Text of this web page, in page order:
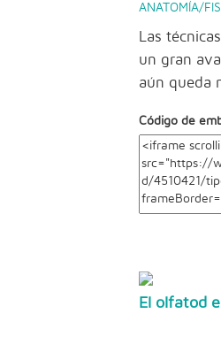
ANATOMÍA/
Las
un gran
aún queda
Código de
El olfatod